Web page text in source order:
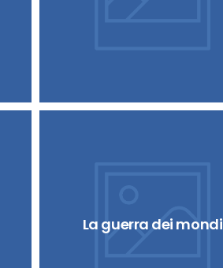
La guerra dei mondi